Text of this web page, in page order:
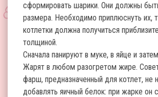
сформировать шарики. Они должны
размера. Необходимо приплюснуть их,
котлетки должна получиться
толщиной.
Сначала панируют в муке, в яйце и
Жарят в любом разогретом жире.
фарш, предназначенный для котлет, не
добавлять яичный белок: при жарке он